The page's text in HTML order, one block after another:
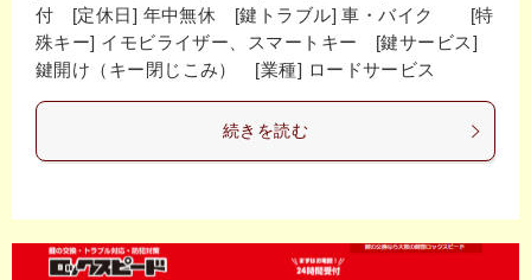
付 [定休日] 年中無休 [鍵トラブル] 車・バイク [特
殊キー] イモビライザー、スマートキー [鍵サービス]
鍵開け（キー閉じこみ） [業種] ロードサービス
続きを読む